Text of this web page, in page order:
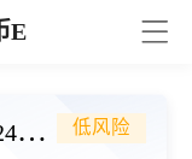
E
） 低风险